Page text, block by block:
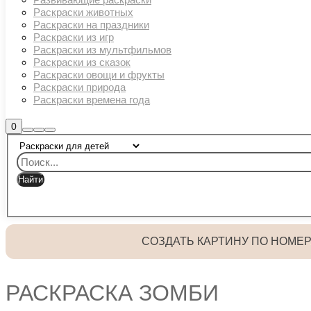
Раскраски животных
Раскраски на праздники
Раскраски из игр
Раскраски из мультфильмов
Раскраски из сказок
Раскраски овощи и фрукты
Раскраски природа
Раскраски времена года
0Боковая
панель
магазина
Найти
Больше
информации
Главное
меню
СОЗДАТЬ КАРТИНУ ПО
РАСКРАСКА ЗОМБИ